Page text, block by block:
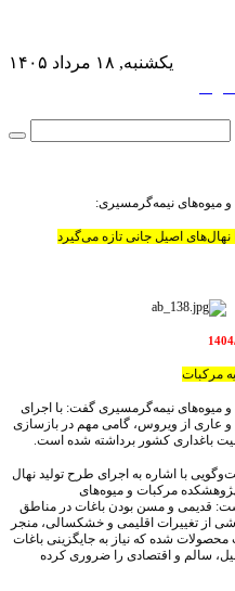
یکشنبه, ۱۸ مرداد ۱۴۰۵
میوه‌های نیمه‌گرمسیری:
نهال‌های اصیل جانی تازه می‌گیرد
میوه‌های نیمه‌گرمسیری گفت: با اجرای
و عاری از ویروس، گامی مهم در بازسازی
باغداری کشور برداشته شده است.
با اشاره به اجرای طرح تولید نهال
مرکبات و میوه‌های
قدیمی و مسن بودن باغات در مناطق
از تغییرات اقلیمی و خشکسالی، منجر
شده که نیاز به جایگزینی باغات
سالم و اقتصادی را ضروری کرده